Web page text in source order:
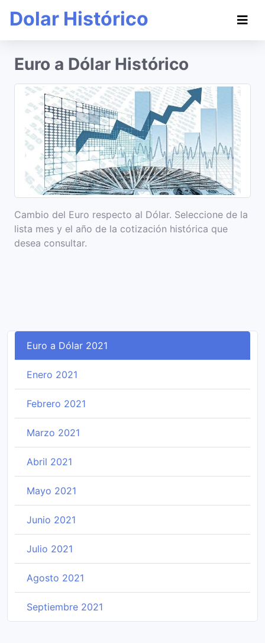
Dolar Histórico
Euro a Dólar Histórico
Cambio del Euro respecto al Dólar. Seleccione de la
lista mes y el año de la cotización histórica que
desea consultar.
Euro a Dólar 2021
Enero 2021
Febrero 2021
Marzo 2021
Abril 2021
Mayo 2021
Junio 2021
Julio 2021
Agosto 2021
Septiembre 2021